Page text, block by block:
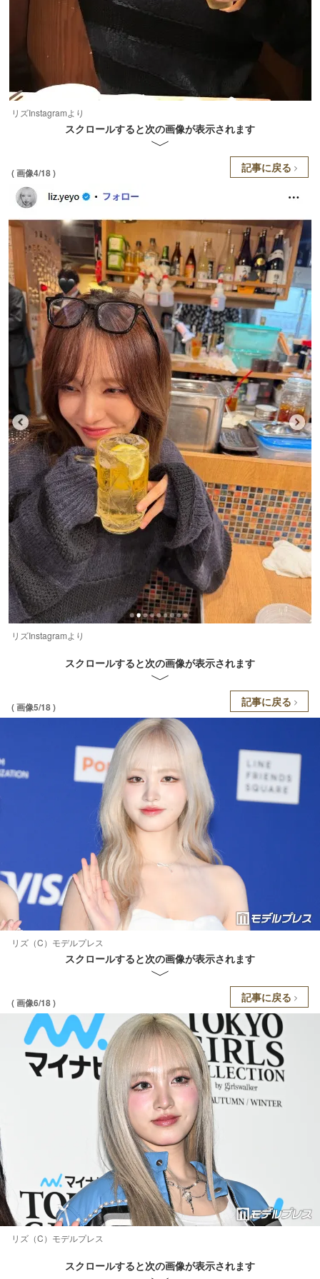
リズInstagramより
スクロールすると次の画像が表示されます
( 画像4/18 ) 記事に戻る
リズInstagramより
スクロールすると次の画像が表示されます
( 画像5/18 ) 記事に戻る
リズ（C）モデルプレス
スクロールすると次の画像が表示されます
( 画像6/18 ) 記事に戻る
リズ（C）モデルプレス
スクロールすると次の画像が表示されます